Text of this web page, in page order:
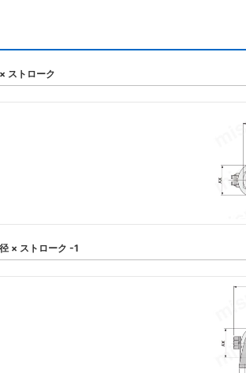
ストローク
× ストローク -1